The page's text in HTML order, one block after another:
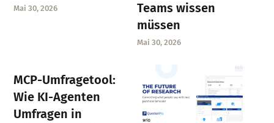
Mai 30, 2026
Teams wissen
müssen
Mai 30, 2026
MCP-Umfragetool:
Wie KI-Agenten
Umfragen in